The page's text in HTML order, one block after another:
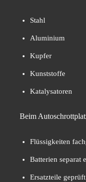
Stahl
Aluminium
Kupfer
Kunststoffe
Katalysatoren
Beim
Flüssigkeiten
Batterien separat
Ersatzteile